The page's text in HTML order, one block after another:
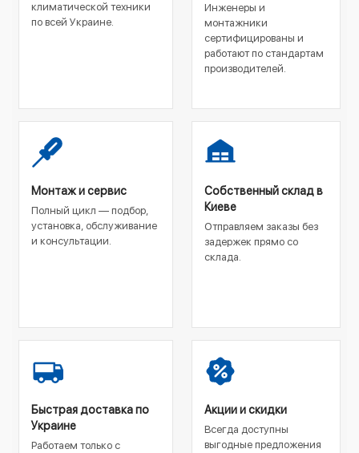
климатической техники
по всей Украине.
Инженеры и
монтажники
сертифицированы и
работают по стандартам
производителей.
Монтаж и сервис
Полный цикл — подбор,
установка, обслуживание
и консультации.
Собственный склад в
Киеве
Отправляем заказы без
задержек прямо со
склада.
Быстрая доставка по
Украине
Работаем только с
Акции и скидки
Всегда доступны
выгодные предложения